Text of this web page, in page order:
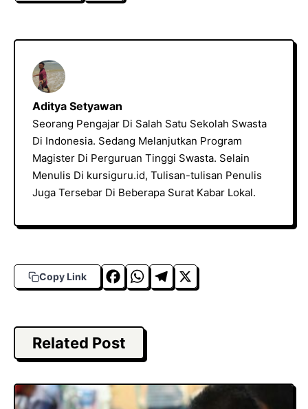
Aditya Setyawan
Seorang Pengajar Di Salah Satu Sekolah Swasta
Di Indonesia. Sedang Melanjutkan Program
Magister Di Perguruan Tinggi Swasta. Selain
Menulis Di kursiguru.id, Tulisan-tulisan Penulis
Juga Tersebar Di Beberapa Surat Kabar Lokal.
Copy Link
F
c
e
b
o
W
a
s
A
T
a
X
Related Post